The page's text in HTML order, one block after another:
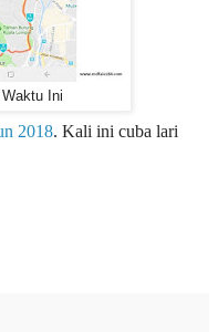
Ini
2018. Kali ini cuba lari